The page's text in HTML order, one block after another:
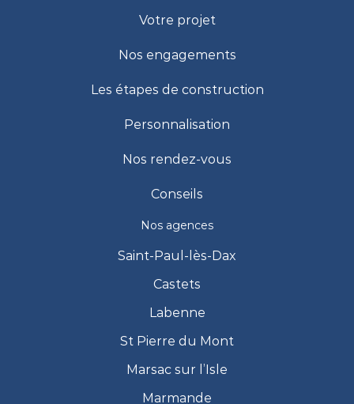
Votre projet
Nos engagements
Les étapes de construction
Personnalisation
Nos rendez-vous
Conseils
Nos agences
Saint-Paul-lès-Dax
Castets
Labenne
St Pierre du Mont
Marsac sur l’Isle
Marmande